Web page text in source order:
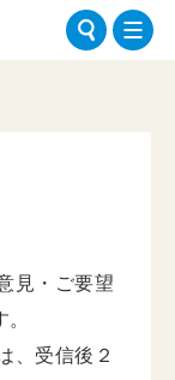
見・ご要望
、受信後２